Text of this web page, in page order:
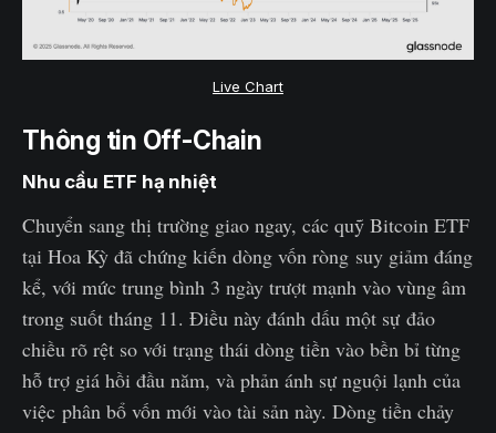
Live Chart
Thông tin Off-Chain
Nhu cầu ETF hạ nhiệt
Chuyển sang thị trường giao ngay, các quỹ Bitcoin ETF
tại Hoa Kỳ đã chứng kiến dòng vốn ròng suy giảm đáng
kể, với mức trung bình 3 ngày trượt mạnh vào vùng âm
trong suốt tháng 11. Điều này đánh dấu một sự đảo
chiều rõ rệt so với trạng thái dòng tiền vào bền bỉ từng
hỗ trợ giá hồi đầu năm, và phản ánh sự nguội lạnh của
việc phân bổ vốn mới vào tài sản này. Dòng tiền chảy